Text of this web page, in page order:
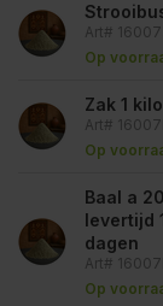
Art#
Op
Zak 1 kilo
Art#
Op
Baal a
levertijd
dagen
Art#
Op